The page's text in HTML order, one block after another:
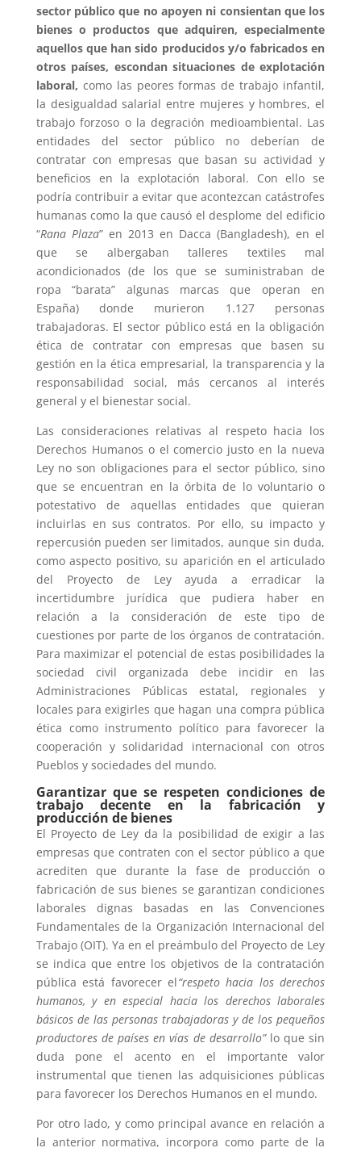
sector público que no apoyen ni consientan que los
bienes o productos que adquiren, especialmente
aquellos que han sido producidos y/o fabricados en
otros países, escondan situaciones de explotación
laboral, como las peores formas de trabajo infantil,
la desigualdad salarial entre mujeres y hombres, el
trabajo forzoso o la degración medioambiental. Las
entidades del sector público no deberían de
contratar con empresas que basan su actividad y
beneficios en la explotación laboral. Con ello se
podría contribuir a evitar que acontezcan catástrofes
humanas como la que causó el desplome del edificio
“Rana Plaza” en 2013 en Dacca (Bangladesh), en el
que se albergaban talleres textiles mal
acondicionados (de los que se suministraban de
ropa “barata” algunas marcas que operan en
España) donde murieron 1.127 personas
trabajadoras. El sector público está en la obligación
ética de contratar con empresas que basen su
gestión en la ética empresarial, la transparencia y la
responsabilidad social, más cercanos al interés
general y el bienestar social.
Las consideraciones relativas al respeto hacia los
Derechos Humanos o el comercio justo en la nueva
Ley no son obligaciones para el sector público, sino
que se encuentran en la órbita de lo voluntario o
potestativo de aquellas entidades que quieran
incluirlas en sus contratos. Por ello, su impacto y
repercusión pueden ser limitados, aunque sin duda,
como aspecto positivo, su aparición en el articulado
del Proyecto de Ley ayuda a erradicar la
incertidumbre jurídica que pudiera haber en
relación a la consideración de este tipo de
cuestiones por parte de los órganos de contratación.
Para maximizar el potencial de estas posibilidades la
sociedad civil organizada debe incidir en las
Administraciones Públicas estatal, regionales y
locales para exigirles que hagan una compra pública
ética como instrumento político para favorecer la
cooperación y solidaridad internacional con otros
Pueblos y sociedades del mundo.
Garantizar que se respeten condiciones de
trabajo decente en la fabricación y
producción de bienes
El Proyecto de Ley da la posibilidad de exigir a las
empresas que contraten con el sector público a que
acrediten que durante la fase de producción o
fabricación de sus bienes se garantizan condiciones
laborales dignas basadas en las Convenciones
Fundamentales de la Organización Internacional del
Trabajo (OIT). Ya en el preámbulo del Proyecto de Ley
se indica que entre los objetivos de la contratación
pública está favorecer el“respeto hacia los derechos
humanos, y en especial hacia los derechos laborales
básicos de las personas trabajadoras y de los pequeños
productores de países en vías de desarrollo” lo que sin
duda pone el acento en el importante valor
instrumental que tienen las adquisiciones públicas
para favorecer los Derechos Humanos en el mundo.
Por otro lado, y como principal avance en relación a
la anterior normativa, incorpora como parte de la